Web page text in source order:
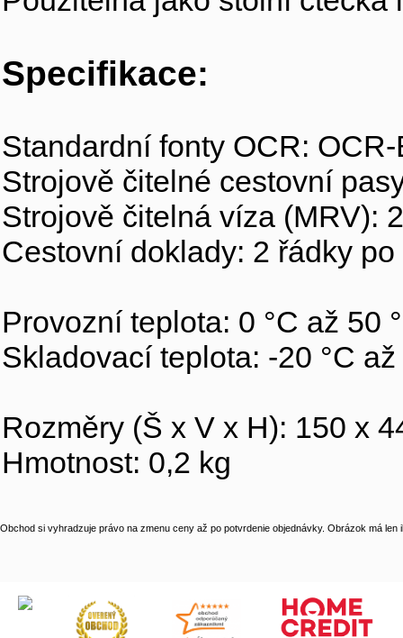
Specifikace:
Standardní fonty OCR:
Strojově čitelné cestovní
Strojově čitelná víza (MRV):
Cestovní doklady: 2 řádky
Provozní teplota: 0 °C až 50
Skladovací teplota: -20 °C až
Rozměry (Š x V x H): 150 x
Hmotnost: 0,2 kg
Obchod si vyhradzuje právo na zmenu ceny až po potvrdenie objednávky. Obrázok má len